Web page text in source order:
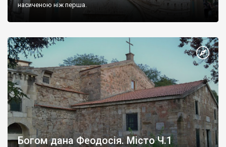
насиченою ніж перша.
Богом дана Феодосія. Місто Ч.1